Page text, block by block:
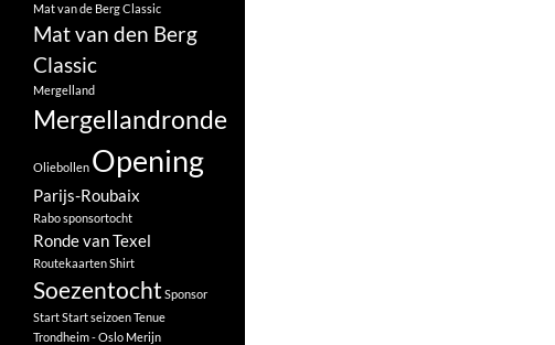
Mat van de Berg Classic
Mat van den Berg
Classic
Mergelland
Mergellandronde
Oliebollen Opening
Parijs-Roubaix
Rabo sponsortocht
Ronde van Texel
RoutekaartenShirt
Soezentocht Sponsor
StartStart seizoenTenue
Trondheim - Oslo Merijn